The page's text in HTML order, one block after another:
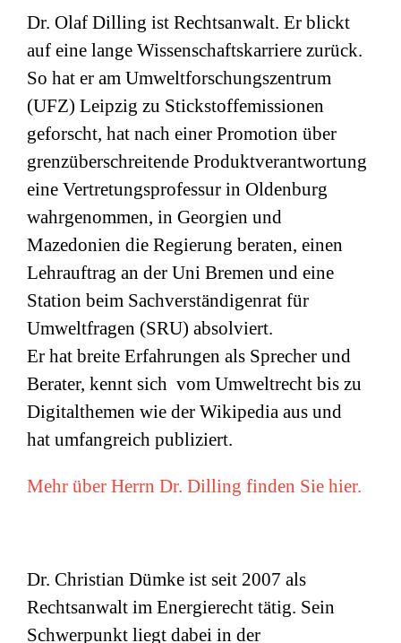
Dr. Olaf Dilling ist Rechtsanwalt. Er blickt
auf eine lange Wissenschaftskarriere zurück.
So hat er am Umweltforschungszentrum
(UFZ) Leipzig zu Stickstoffemissionen
geforscht, hat nach einer Promotion über
grenzüberschreitende Produktverantwortung
eine Vertretungsprofessur in Oldenburg
wahrgenommen, in Georgien und
Mazedonien die Regierung beraten, einen
Lehrauftrag an der Uni Bremen und eine
Station beim Sachverständigenrat für
Umweltfragen (SRU) absolviert.
Er hat breite Erfahrungen als Sprecher und
Berater, kennt sich vom Umweltrecht bis zu
Digitalthemen wie der Wikipedia aus und
hat umfangreich publiziert.
Mehr über Herrn Dr. Dilling finden Sie hier.
Dr. Christian Dümke ist seit 2007 als
Rechtsanwalt im Energierecht tätig. Sein
Schwerpunkt liegt dabei in der